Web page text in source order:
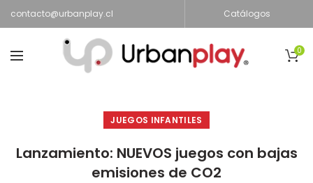
contacto@urbanplay.cl Catálogos
0
JUEGOS INFANTILES
Lanzamiento: NUEVOS juegos con bajas
emisiones de CO2